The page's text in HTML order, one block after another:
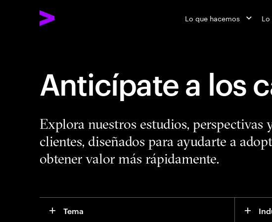
Lo que hacemos
Anticípate a los
Explora nuestros estudios,
clientes, diseñados para ayudarte a
obtener valor más rápidamente.
Tema